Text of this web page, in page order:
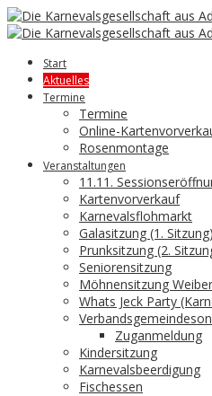
Start
Aktuelles
Termine
Termine
Online-
Rosenmontage
Veranstaltungen
11.11.
Kartenvorverkauf
Karnevalsflohmarkt
Galasitzung (1. Sitzung)
Prunksitzung (2.
Seniorensitzung
Möhnensitzung
Whats Jeck Party
Zuganmeldung
Kindersitzung
Karnevalsbeerdigung
Fischessen